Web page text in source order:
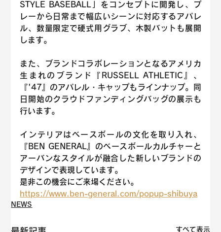
STYLE BASEBALL」をコンセプトに開発し、プ
レーから日常まで幅広いシーンに対応するアパレ
ル、数量限定で硬式用グラブ、木製バットも展開
します。
また、ブランドコラボレーションとなるアメリカ
生まれのブランド『RUSSELL ATHLETIC』、
『'47』のアパレル・キャップもラインナップ。同
日開始のクラウドファンディングバッグの展示も
行います。
インテリアはベースボールの文化を取り入れ、
『BEN GENERAL』のベースボールカルチャーと
アーバンなスタイルが融合した新しいブランドの
デザインで表現しています。
是非この機会にご来場ください。
https://www.ben-general.com/popup-shibuya
NEWS
すべて表示